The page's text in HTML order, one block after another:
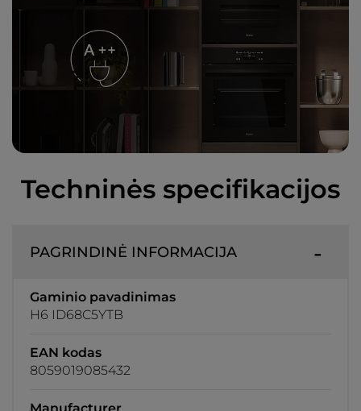
Techninės specifikacijos
PAGRINDINĖ INFORMACIJA
Gaminio pavadinimas
H6 ID68C5YTB
EAN kodas
8059019085432